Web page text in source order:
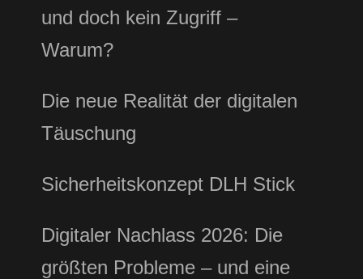
und doch kein Zugriff –
Warum?
Die neue Realität der digitalen
Täuschung
Sicherheitskonzept DLH Stick
Digitaler Nachlass 2026: Die
größten Probleme – und eine